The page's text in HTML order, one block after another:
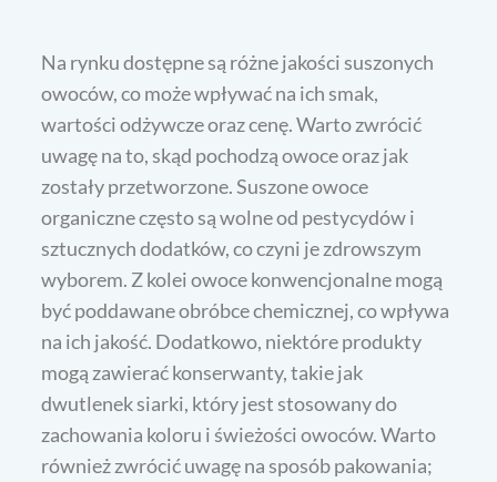
Na rynku dostępne są różne jakości suszonych
owoców, co może wpływać na ich smak,
wartości odżywcze oraz cenę. Warto zwrócić
uwagę na to, skąd pochodzą owoce oraz jak
zostały przetworzone. Suszone owoce
organiczne często są wolne od pestycydów i
sztucznych dodatków, co czyni je zdrowszym
wyborem. Z kolei owoce konwencjonalne mogą
być poddawane obróbce chemicznej, co wpływa
na ich jakość. Dodatkowo, niektóre produkty
mogą zawierać konserwanty, takie jak
dwutlenek siarki, który jest stosowany do
zachowania koloru i świeżości owoców. Warto
również zwrócić uwagę na sposób pakowania;